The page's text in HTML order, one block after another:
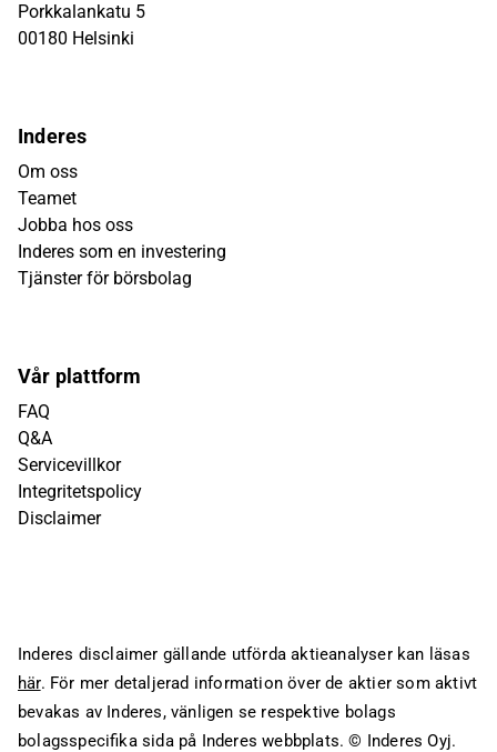
Porkkalankatu 5
00180 Helsinki
Inderes
Om oss
Teamet
Jobba hos oss
Inderes som en investering
Tjänster för börsbolag
Vår plattform
FAQ
Q&A
Servicevillkor
Integritetspolicy
Disclaimer
Inderes disclaimer gällande utförda aktieanalyser kan läsas
här. För mer detaljerad information över de aktier som aktivt
bevakas av Inderes, vänligen se respektive bolags
bolagsspecifika sida på Inderes webbplats. © Inderes Oyj.